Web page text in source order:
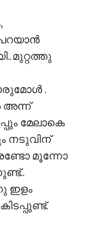
മുറ്റത്തു
.
അന്ന്
മേലാകെ
നടുവിന്
മൂന്നോ
ഇളം